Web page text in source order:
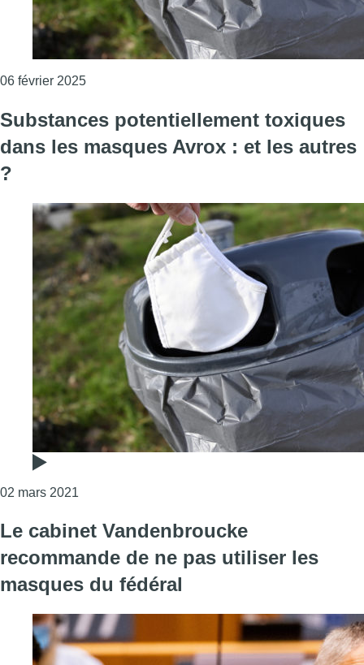
06 février 2025Consulter l'article "Le Conseil d’État annule le
Substances potentiellement toxiques
dans les masques Avrox : et les autres
?
02 mars 2021
Le cabinet Vandenbroucke
recommande de ne pas utiliser les
masques du fédéral